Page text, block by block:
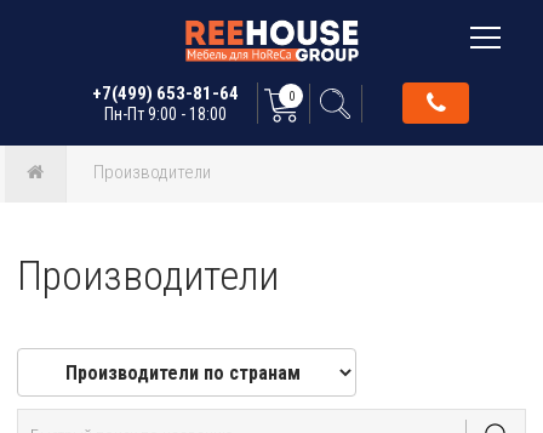
+7(499) 653-81-64
Пн-Пт 9:00 - 18:00
0
Производители
Производители